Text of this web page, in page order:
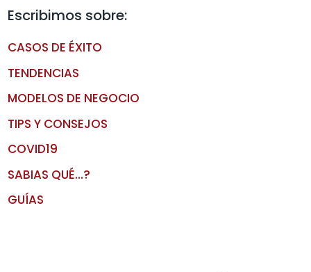
Escribimos sobre:
CASOS DE ÉXITO
TENDENCIAS
MODELOS DE NEGOCIO
TIPS Y CONSEJOS
COVID19
SABIAS QUÉ…?
GUÍAS